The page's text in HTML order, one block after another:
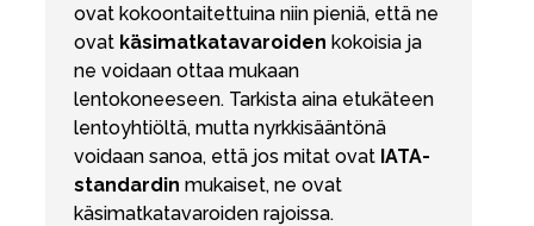
ovat kokoontaitettuina niin pieniä, että ne
ovat käsimatkatavaroiden kokoisia ja
ne voidaan ottaa mukaan
lentokoneeseen. Tarkista aina etukäteen
lentoyhtiöltä, mutta nyrkkisääntönä
voidaan sanoa, että jos mitat ovat IATA-
standardin mukaiset, ne ovat
käsimatkatavaroiden rajoissa.